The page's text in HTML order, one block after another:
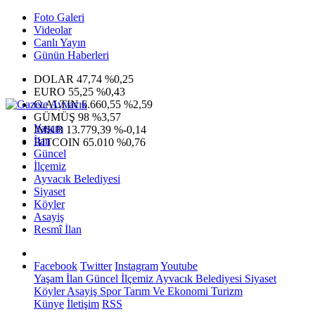
Foto Galeri
Videolar
Canlı Yayın
Günün Haberleri
DOLAR 47,74 %0,25
EURO 55,25 %0,43
G.ALTIN6.660,55 %2,59
GÜMÜŞ 98 %3,57
IMKB 13.779,39 %-0,14
BITCOIN 65.010 %0,76
Yaşam
İlan
Güncel
İlçemiz
Ayvacık Belediyesi
Siyaset
Köyler
Asayiş
Resmî İlan
Facebook Twitter InstagramYoutube
Yaşam İlan Güncel İlçemiz Ayvacık Belediyesi Siyaset
KöylerAsayiş SporTarım Ve Ekonomi Turizm
Künye İletişim RSS